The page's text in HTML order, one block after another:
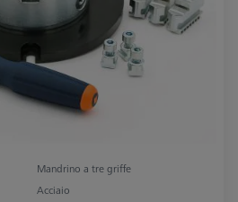
Mandrino a tre griffe
Acciaio